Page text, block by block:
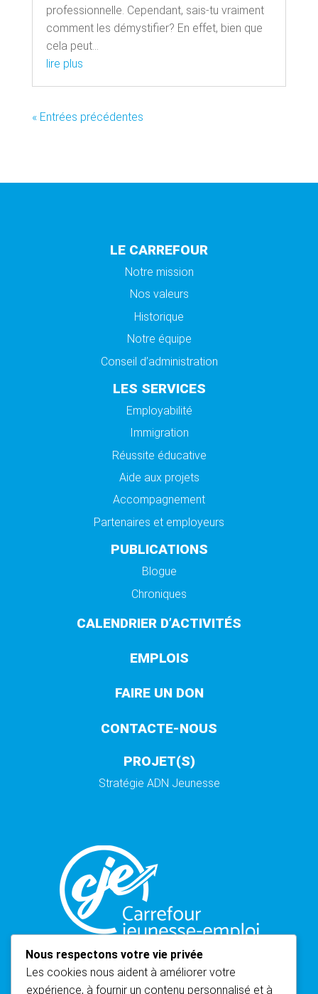
professionnelle. Cependant, sais-tu vraiment
comment les démystifier? En effet, bien que
cela peut...
lire plus
« Entrées précédentes
LE CARREFOUR
Notre mission
Nos valeurs
Historique
Notre équipe
Conseil d’administration
LES SERVICES
Employabilité
Immigration
Réussite éducative
Aide aux projets
Accompagnement
Partenaires et employeurs
PUBLICATIONS
Blogue
Chroniques
CALENDRIER D’ACTIVITÉS
EMPLOIS
FAIRE UN DON
CONTACTE-NOUS
PROJET(S)
Stratégie ADN Jeunesse
Nous respectons votre vie privée
Les cookies nous aident à améliorer votre
expérience, à fournir un contenu personnalisé et à